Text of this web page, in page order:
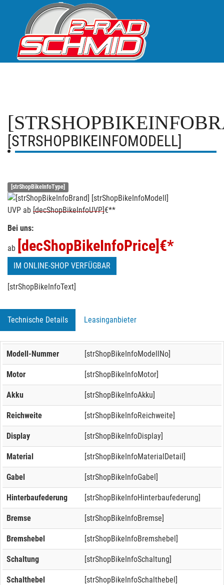
[STRSHOPBIKEINFOMODELL]
[strShopBikeInfoType]
UVP ab [decShopBikeInfoUVP]€**
Bei uns:
ab [decShopBikeInfoPrice] €*
IM ONLINE-SHOP VERFÜGBAR
[strShopBikeInfoText]
Technische Details Leasinganbieter
Modell-Nummer [strShopBikeInfoModellNo]
Motor [strShopBikeInfoMotor]
Akku [strShopBikeInfoAkku]
Reichweite [strShopBikeInfoReichweite]
Display [strShopBikeInfoDisplay]
Material [strShopBikeInfoMaterialDetail]
Gabel [strShopBikeInfoGabel]
Hinterbaufederung [strShopBikeInfoHinterbaufederung]
Bremse [strShopBikeInfoBremse]
Bremshebel [strShopBikeInfoBremshebel]
Schaltung [strShopBikeInfoSchaltung]
Schalthebel [strShopBikeInfoSchalthebel]